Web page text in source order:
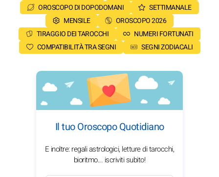
OROSCOPO DI DOPODOMANI
SETTIMANALE
MENSILE
OROSCOPO 2026
TIRAGGIO DEI TAROCCHI
NUMERI FORTUNATI
COMPATIBILITÀ TRA SEGNI
SEGNI ZODIACALI
Il tuo Oroscopo Quotidiano
E inoltre: regali astrologici, letture di tarocchi,
bioritmo... iscriviti subito!